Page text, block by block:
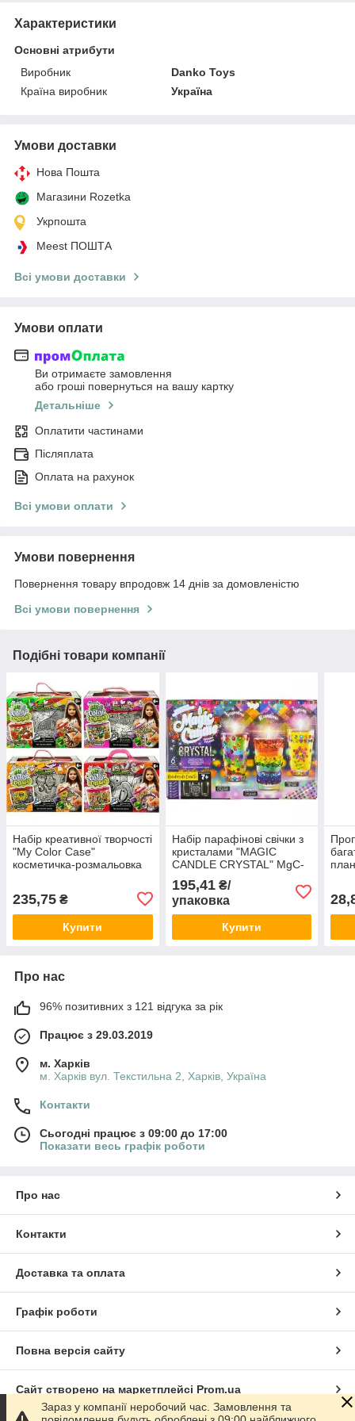
Характеристики
Основні атрибути
Виробник
Danko Toys
Країна виробник
Україна
Умови доставки
Нова Пошта
Магазини Rozetka
Укрпошта
Meest ПОШТА
Всі умови доставки
Умови оплати
Ви отримаєте замовлення
або гроші повернуться на вашу картку
Детальніше
Оплатити частинами
Післяплата
Оплата на рахунок
Всі умови оплати
Умови повернення
Повернення товару впродовж 14 днів за домовленістю
Всі умови повернення
Подібні товари компанії
Набір креативної творчості
"My Color Case"
косметичка-розмальовка
ОО-09188 MZOPT
235,75 ₴
Купити
Набір парафінові свічки з
кристалами "MAGIC
CANDLE CRYSTAL" MgC-
195,41₴/
упаковка
Купити
Про нас
96% позитивних з 121 відгука за рік
Працює з 29.03.2019
м. Харків
м. Харків вул. Текстильна 2, Харків, Україна
Контакти
Сьогодні працює з 09:00 до 17:00
Показати весь графік роботи
Про нас
Контакти
Доставка та оплата
Графік роботи
Повна версія сайту
Сайт створено на маркетплейсі Prom.ua
Зараз у компанії неробочий час. Замовлення та